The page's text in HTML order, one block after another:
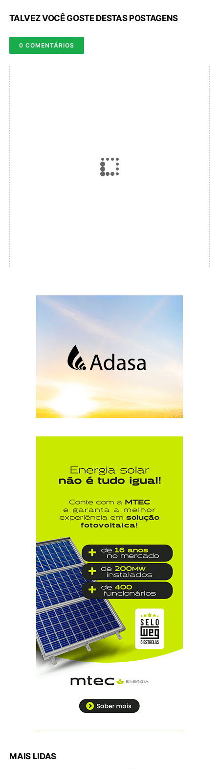
TALVEZ VOCÊ GOSTE DESTAS POSTAGENS
0 COMENTÁRIOS
MAIS LIDAS